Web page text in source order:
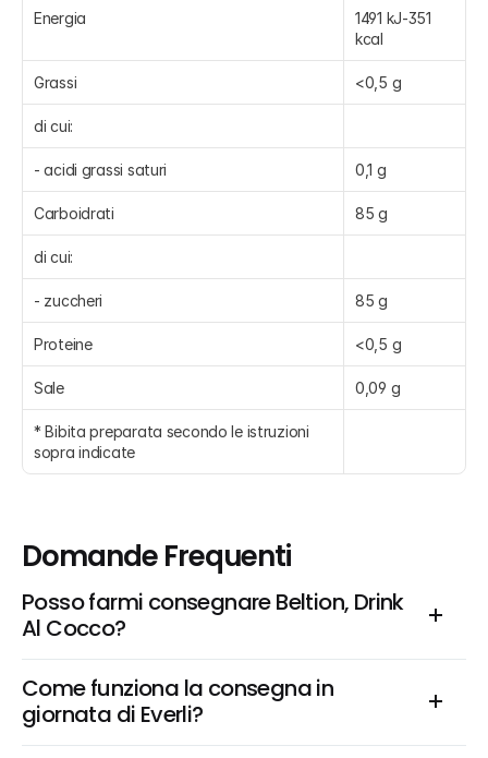
Energia
1491 kJ-351
kcal
Grassi <0,5 g
di cui:
- acidi grassi saturi 0,1 g
Carboidrati 85 g
di cui:
- zuccheri 85 g
Proteine <0,5 g
Sale 0,09 g
* Bibita preparata secondo le istruzioni
sopra indicate
Domande Frequenti
Posso farmi consegnare Beltion, Drink
Al Cocco?
Come funziona la consegna in
giornata di Everli?